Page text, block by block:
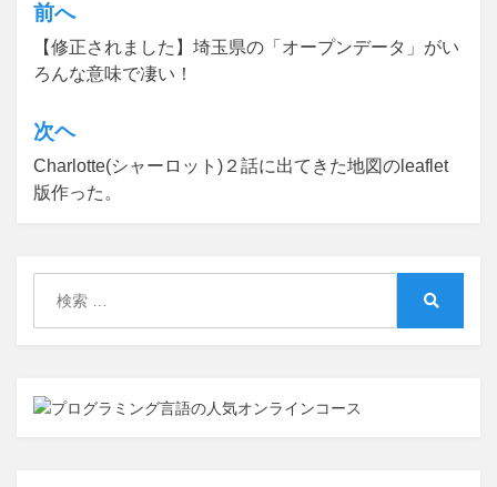
投
稿
ナ
ビ
ゲ
ー
ョ
ン
前へ
【修正されました】埼玉県の「オープンデータ」がい
ろんな意味で凄い！
次ヘ
Charlotte(シャーロット)２話に出てきた地図のleaflet
版作った。